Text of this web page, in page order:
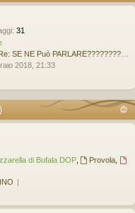
: 31
Re: SE NE Può PARLARE????????…
2018, 21:33
di Bufala DOP, Provola